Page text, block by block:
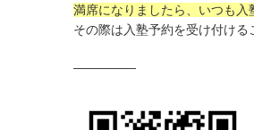
満席になりましたら、いつも
その際は入塾予約を受け付ける
—————